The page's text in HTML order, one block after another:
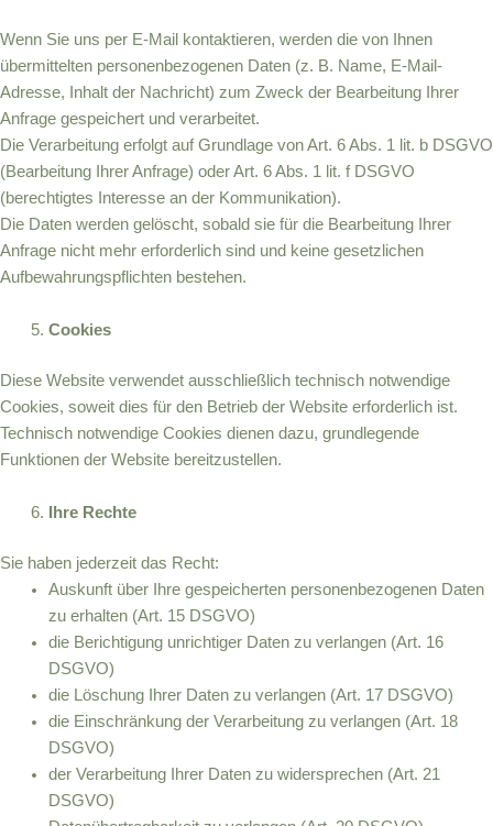
Wenn Sie uns per E-Mail kontaktieren, werden die von Ihnen
übermittelten personenbezogenen Daten (z. B. Name, E-Mail-
Adresse, Inhalt der Nachricht) zum Zweck der Bearbeitung Ihrer
Anfrage gespeichert und verarbeitet.
Die Verarbeitung erfolgt auf Grundlage von Art. 6 Abs. 1 lit. b DSGVO
(Bearbeitung Ihrer Anfrage) oder Art. 6 Abs. 1 lit. f DSGVO
(berechtigtes Interesse an der Kommunikation).
Die Daten werden gelöscht, sobald sie für die Bearbeitung Ihrer
Anfrage nicht mehr erforderlich sind und keine gesetzlichen
Aufbewahrungspflichten bestehen.
Cookies
Diese Website verwendet ausschließlich technisch notwendige
Cookies, soweit dies für den Betrieb der Website erforderlich ist.
Technisch notwendige Cookies dienen dazu, grundlegende
Funktionen der Website bereitzustellen.
Ihre Rechte
Sie haben jederzeit das Recht:
Auskunft über Ihre gespeicherten personenbezogenen Daten
zu erhalten (Art. 15 DSGVO)
die Berichtigung unrichtiger Daten zu verlangen (Art. 16
DSGVO)
die Löschung Ihrer Daten zu verlangen (Art. 17 DSGVO)
die Einschränkung der Verarbeitung zu verlangen (Art. 18
DSGVO)
der Verarbeitung Ihrer Daten zu widersprechen (Art. 21
DSGVO)